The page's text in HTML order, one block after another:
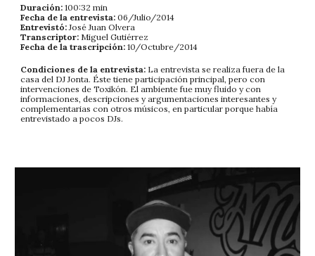
Duración:100:32 min
Fecha de la entrevista:06/Julio/2014
Entrevistó:José Juan Olvera
Transcriptor: Miguel Gutiérrez
Fecha de la trascripción:10/Octubre/2014
Condiciones de la entrevista: La entrevista se realiza fuera de la
casa del DJ Jonta. Éste tiene participación principal, pero con
intervenciones de Toxikón. El ambiente fue muy fluido y con
informaciones, descripciones y argumentaciones interesantes y
complementarias con otros músicos, en particular porque había
entrevistado a pocos DJs.